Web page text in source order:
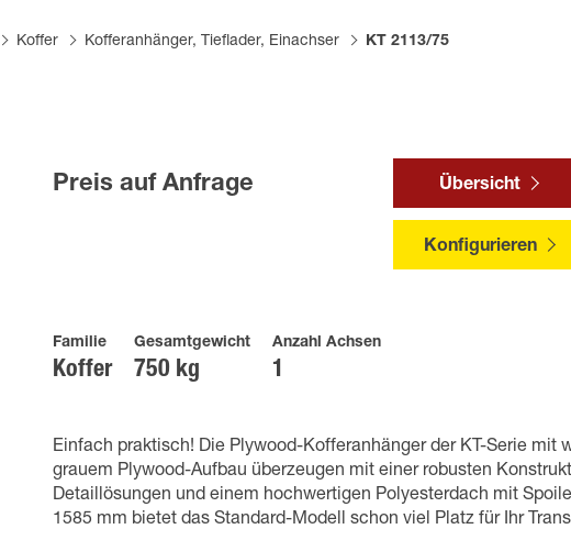
Koffer Kofferanhänger, Tieflader, Einachser KT 2113/75
Preis auf Anfrage Übersicht
Konfigurieren
Familie
Koffer
Gesamtgewicht
750 kg
Anzahl Achsen
1
Einfach praktisch! Die Plywood-Kofferanhänger der KT-Serie mit
grauem Plywood-Aufbau überzeugen mit einer robusten
Detaillösungen und einem hochwertigen Polyesterdach mit
1585 mm bietet das Standard-Modell schon viel Platz für Ihr